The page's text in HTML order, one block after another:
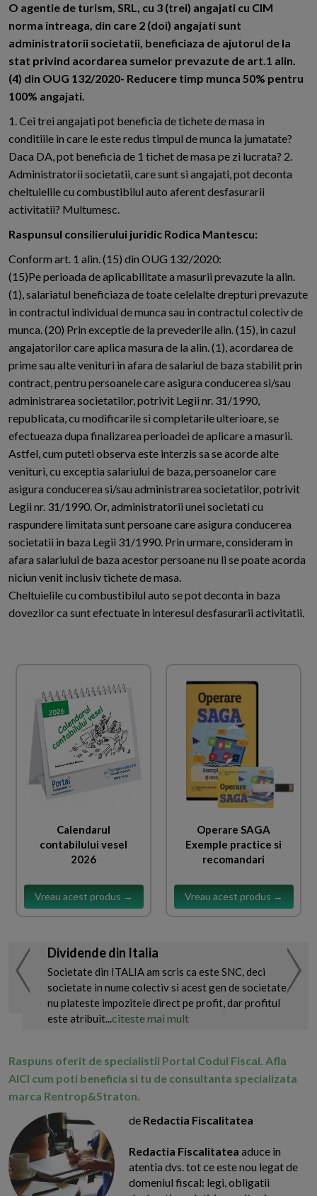
O agentie de turism, SRL, cu 3 (trei) angajati cu CIM
norma intreaga, din care 2 (doi) angajati sunt
administratorii societatii, beneficiaza de ajutorul de la
stat privind acordarea sumelor prevazute de art.1 alin.
(4) din OUG 132/2020- Reducere timp munca 50% pentru
100% angajati.
1. Cei trei angajati pot beneficia de tichete de masa in
conditiile in care le este redus timpul de munca la jumatate?
Daca DA, pot beneficia de 1 tichet de masa pe zi lucrata? 2.
Administratorii societatii, care sunt si angajati, pot deconta
cheltuielile cu combustibilul auto aferent desfasurarii
activitatii? Multumesc.
Raspunsul consilierului juridic Rodica Mantescu:
Conform art. 1 alin. (15) din OUG 132/2020:
(15)Pe perioada de aplicabilitate a masurii prevazute la alin.
(1), salariatul beneficiaza de toate celelalte drepturi prevazute
in contractul individual de munca sau in contractul colectiv de
munca. (20) Prin exceptie de la prevederile alin. (15), in cazul
angajatorilor care aplica masura de la alin. (1), acordarea de
prime sau alte venituri in afara de salariul de baza stabilit prin
contract, pentru persoanele care asigura conducerea si/sau
administrarea societatilor, potrivit Legii nr. 31/1990,
republicata, cu modificarile si completarile ulterioare, se
efectueaza dupa finalizarea perioadei de aplicare a masurii.
Astfel, cum puteti observa este interzis sa se acorde alte
venituri, cu exceptia salariului de baza, persoanelor care
asigura conducerea si/sau administrarea societatilor, potrivit
Legii nr. 31/1990. Or, administratorii unei societati cu
raspundere limitata sunt persoane care asigura conducerea
societatii in baza Legii 31/1990. Prin urmare, consideram in
afara salariului de baza acestor persoane nu li se poate acorda
niciun venit inclusiv tichete de masa.
Cheltuielile cu combustibilul auto se pot deconta in baza
dovezilor ca sunt efectuate in interesul desfasurarii activitatii.
Calendarul
contabilului vesel
2026
Vreau acest produs →
Operare SAGA
Exemple practice si
recomandari
Vreau acest produs →
Dividende din Italia
Societate din ITALIA am scris ca este SNC, deci
societate in nume colectiv si acest gen de societate
nu plateste impozitele direct pe profit, dar profitul
este atribuit...citeste mai mult
Raspuns oferit de specialistii Portal Codul Fiscal. Afla
AICI cum poti beneficia si tu de consultanta specializata
marca Rentrop&Straton.
de Redactia Fiscalitatea
Redactia Fiscalitatea aduce in
atentia dvs. tot ce este nou legat de
domeniul fiscal: legi, obligatii